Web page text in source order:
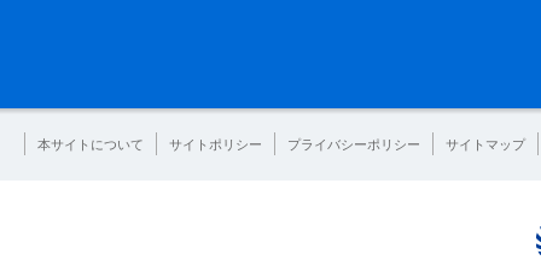
本サイトについて サイトポリシー プライバシーポリシー サイトマップ